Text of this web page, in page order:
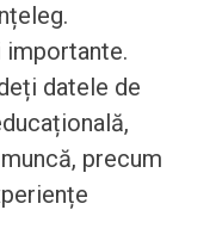
datele de
precum